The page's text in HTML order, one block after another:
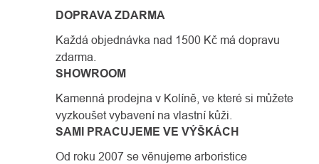
DOPRAVA ZDARMA
Každá objednávka nad 1500 Kč má dopravu
zdarma.
SHOWROOM
Kamenná prodejna v Kolíně, ve které si můžete
vyzkoušet vybavení na vlastní kůži.
SAMI PRACUJEME VE VÝŠKÁCH
Od roku 2007 se věnujeme arboristice